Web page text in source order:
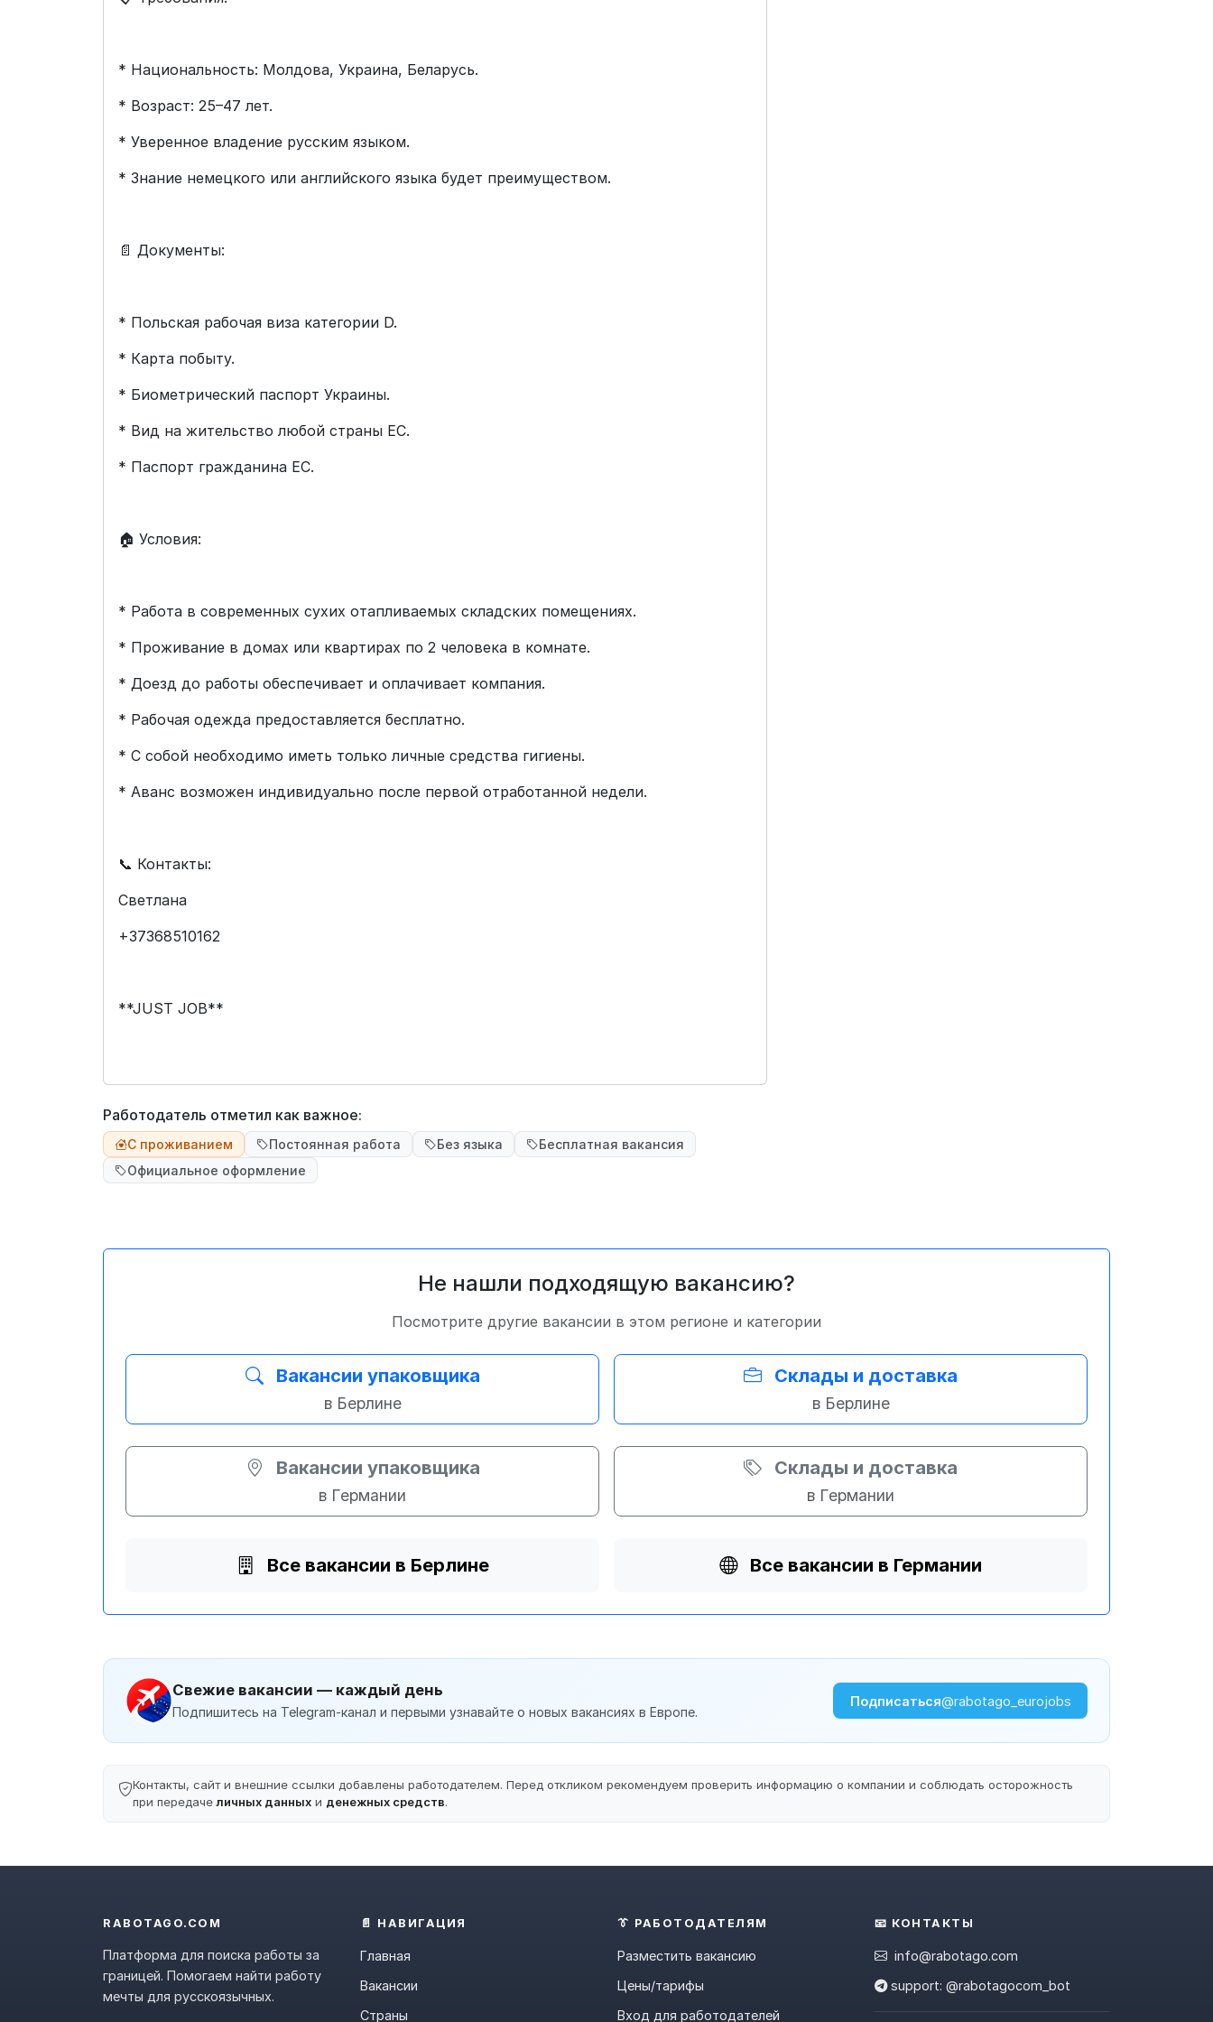
* Национальность: Молдова, Украина, Беларусь.
* Возраст: 25–47 лет.
* Уверенное владение русским языком.
* Знание немецкого или английского языка будет преимуществом.
📄 Документы:
* Польская рабочая виза категории D.
* Карта побыту.
* Биометрический паспорт Украины.
* Вид на жительство любой страны ЕС.
* Паспорт гражданина ЕС.
🏠 Условия:
* Работа в современных сухих отапливаемых складских помещениях.
* Проживание в домах или квартирах по 2 человека в комнате.
* Доезд до работы обеспечивает и оплачивает компания.
* Рабочая одежда предоставляется бесплатно.
* С собой необходимо иметь только личные средства гигиены.
* Аванс возможен индивидуально после первой отработанной недели.
📞 Контакты:
Светлана
+37368510162
**JUST JOB**
Работодатель отметил как важное:
С проживанием Постоянная работа Без языка
Бесплатная вакансия
Официальное оформление
Не нашли подходящую вакансию?
Посмотрите другие вакансии в этом регионе и категории
Вакансии упаковщика
в Берлине
Склады и доставка
в Берлине
Вакансии упаковщика
в Германии
Склады и доставка
в Германии
Все вакансии в Берлине Все вакансии в Германии
Свежие вакансии — каждый день
Подпишитесь на Telegram-канал и первыми узнавайте о новых вакансиях в Европе.
Подписаться@rabotago_eurojobs
Контакты, сайт и внешние ссылки добавлены работодателем. Перед откликом рекомендуем проверить информацию о компании и соблюдать осторожность
при передачеличных данных и денежных средств.
RABOTAGO.COM
Платформа для поиска работы за
границей. Помогаем найти работу
мечты для русскоязычных.
📄 НАВИГАЦИЯ
Главная
Вакансии
Страны
👔 РАБОТОДАТЕЛЯМ
Разместить вакансию
Цены/тарифы
Вход для работодателей
📧 КОНТАКТЫ
info@rabotago.com
support: @rabotagocom_bot